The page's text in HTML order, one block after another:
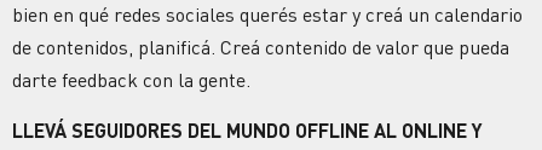
bien en qué redes sociales querés estar y creá un calendario
de contenidos, planificá. Creá contenido de valor que pueda
darte feedback con la gente.
LLEVÁ SEGUIDORES DEL MUNDO OFFLINE AL ONLINE Y